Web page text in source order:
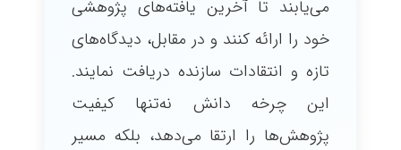
می‌یابند تا آخرین یافته‌های پژوهشی
خود را ارائه کنند و در مقابل، دیدگاه‌های
تازه و انتقادات سازنده دریافت نمایند.
این چرخه دانش نه‌تنها کیفیت
پژوهش‌ها را ارتقا می‌دهد، بلکه مسیر